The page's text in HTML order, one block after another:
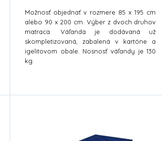
Možnosť objednať v rozmere 85 x 195 cm
alebo 90 x 200 cm. Výber z dvoch druhov
matraca. Váľanda je dodávaná už
skompletizovaná, zabalená v kartóne a
igelitovom obale. Nosnosť váľandy je 130
kg.